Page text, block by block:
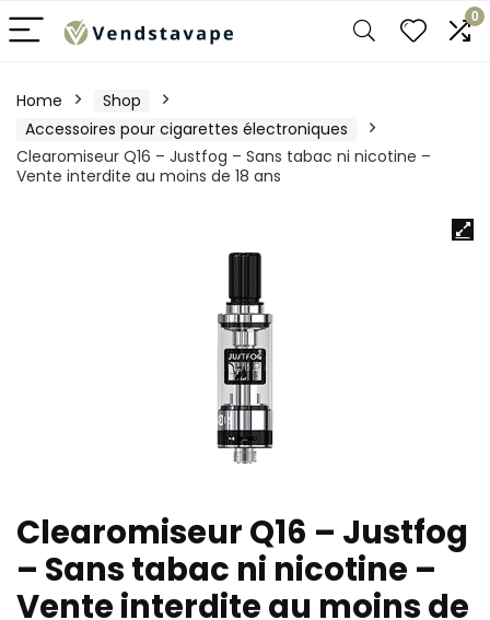
0
Home
Shop
Accessoires pour cigarettes électroniques
Clearomiseur Q16 – Justfog – Sans tabac ni nicotine –
Vente interdite au moins de 18 ans
Clearomiseur Q16 – Justfog
– Sans tabac ni nicotine –
Vente interdite au moins de